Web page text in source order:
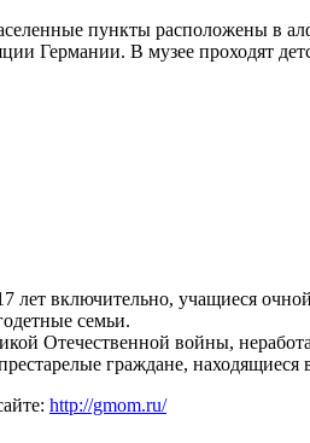
пункты расположены в
Германии. В музее проходят
лет включительно, учащиеся
семьи.
Отечественной войны,
граждане,
http://gmom.ru/